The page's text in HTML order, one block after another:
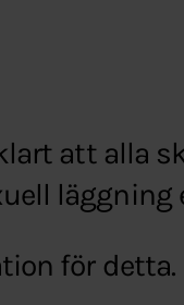
att alla
för detta.